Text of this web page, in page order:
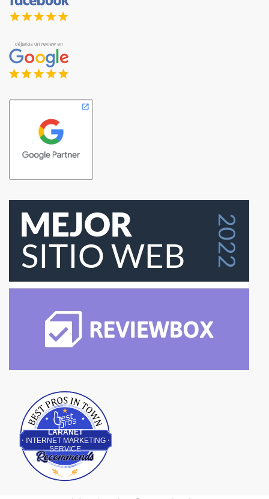
LARANET
INTERNET MARKETING
SERVICE
Best Pros In Town